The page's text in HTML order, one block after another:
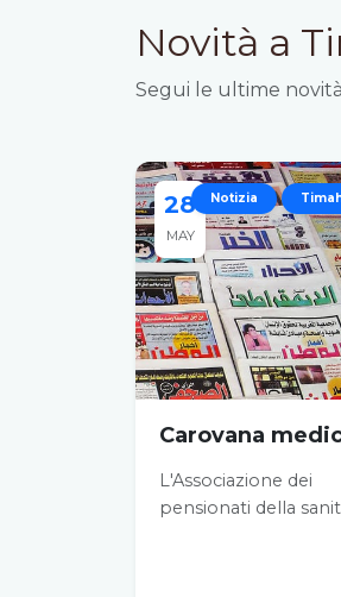
Novità a
Segui le ultime
28
MAY
Notizia
Carovana
L'Associazione dei
pensionati della